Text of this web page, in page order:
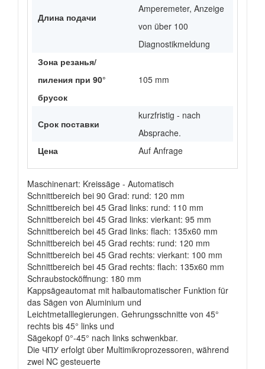
Длина подачи
Amperemeter, Anzeige
von über 100
Diagnostikmeldung
Зона резанья/
пиления при 90°
брусок
105 mm
Срок поставки
kurzfristig - nach
Absprache.
Цена
Auf Anfrage
Maschinenart: Kreissäge - Automatisch
Schnittbereich bei 90 Grad: rund: 120 mm
Schnittbereich bei 45 Grad links: rund: 110 mm
Schnittbereich bei 45 Grad links: vierkant: 95 mm
Schnittbereich bei 45 Grad links: flach: 135x60 mm
Schnittbereich bei 45 Grad rechts: rund: 120 mm
Schnittbereich bei 45 Grad rechts: vierkant: 100 mm
Schnittbereich bei 45 Grad rechts: flach: 135x60 mm
Schraubstocköffnung: 180 mm
Kappsägeautomat mit halbautomatischer Funktion für
das Sägen von Aluminium und
Leichtmetalllegierungen. Gehrungsschnitte von 45°
rechts bis 45° links und
Sägekopf 0°-45° nach links schwenkbar.
Die ЧПУ erfolgt über Multimikroprozessoren, während
zwei NC gesteuerte